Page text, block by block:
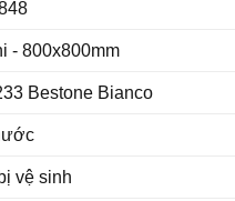
- 800x800mm
Bestone Bianco
vệ sinh